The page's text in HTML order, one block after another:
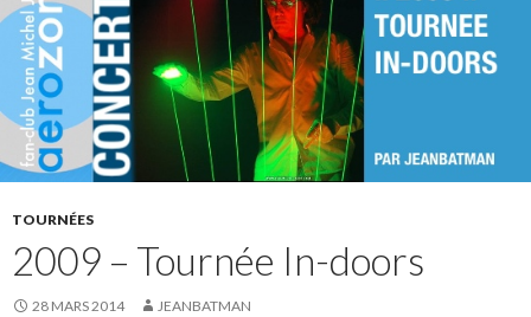
TOURNÉES
2009 – Tournée In-doors
28 MARS 2014 JEANBATMAN